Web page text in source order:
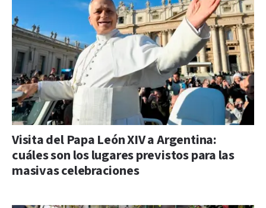
Visita del Papa León XIV a Argentina:
cuáles son los lugares previstos para las
masivas celebraciones